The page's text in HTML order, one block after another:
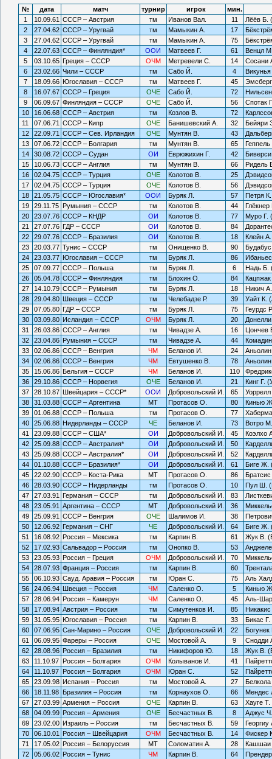
№ дата матч турнир игрок
мин.
1
10.09.61 СССР – Австрия тм Иванов Вал. 11
Лёёв Б.
2
27.04.62 СССР – Уругвай тм Мамыкин А. 17
3
27.04.62 СССР – Уругвай тм Мамыкин А. 75
4
22.07.63 СССР – Финляндия* ООИ Матвеев Г. 61
Венцл
5
03.10.65 Греция – СССР ОЧМ Метревели С. 14
Сосани
6
23.02.66 Чили – СССР тм Сабо Й. 4
7
18.09.66 Югославия – СССР тм Матвеев Г. 45
8
16.07.67 СССР – Греция ОЧЕ Сабо Й. 72
9
06.09.67 Финляндия – СССР ОЧЕ Сабо Й. 56
Спотак
10
16.06.68 СССР – Австрия тм Козлов В. 72
11
07.06.71 СССР – Кипр ОЧЕ Банишевский А. 32
Бейяри
12
22.09.71 СССР – Сев. Ирландия ОЧЕ Мунтян В. 43
13
07.06.72 СССР – Болгария тм Мунтян В. 65
14
30.08.72 СССР – Судан ОИ Еврюжихин Г. 42
15
10.06.73 СССР – Англия тм Мунтян В. 66
Ридель
16
02.04.75 СССР – Турция ОЧЕ Колотов В. 25
17
02.04.75 СССР – Турция ОЧЕ Колотов В. 56
18
21.05.75 СССР – Югославия* ООИ Буряк Л. 57
Петря
19
29.11.75 Румыния – СССР тм Колотов В. 44
20
23.07.76 СССР – КНДР ОИ Колотов В. 77
Муро Г.
21
27.07.76 ГДР – СССР ОИ Колотов В. 84
22
29.07.76 СССР – Бразилия ОИ Колотов В. 18
Клейн
23
20.03.77 Тунис – СССР тм Онищенко В. 90
24
23.03.77 Югославия – СССР тм Буряк Л. 86
25
07.09.77 СССР – Польша тм Буряк Л. 6
Надь Б.
26
05.04.78 СССР – Финляндия тм Блохин О. 84
27
14.10.79 СССР – Румыния тм Буряк Л. 18
Никич
28
29.04.80 Швеция – СССР тм Челебадзе Р. 39
Уайт К.
29
07.05.80 ГДР – СССР тм Буряк Л. 75
Геурдс
30
03.09.80 Исландия – СССР ОЧМ Буряк Л. 20
31
26.03.86 СССР – Англия тм Чивадзе А. 16
Цончев
32
23.04.86 Румыния – СССР тм Чивадзе А. 44
33
02.06.86 СССР – Венгрия ЧМ Беланов И. 24
34
02.06.86 СССР – Венгрия ЧМ Евтушенко В. 78
35
15.06.86 Бельгия – СССР ЧМ Беланов И. 110
36
29.10.86 СССР – Норвегия ОЧЕ Беланов И. 21
Кинг Г.
37
28.10.87 Швейцария – СССР* ООИ Добровольский И. 65
38
31.03.88 СССР – Аргентина МТ Протасов О. 80
Кинью
39
01.06.88 СССР – Польша тм Протасов О. 77
40
25.06.88 Нидерланды – СССР ЧЕ Беланов И. 73
Вотро
41
23.09.88 СССР – США* ОИ Добровольский И. 45
Коэлхо
42
25.09.88 СССР – Австралия* ОИ Добровольский И. 50
43
25.09.88 СССР – Австралия* ОИ Добровольский И. 52
44
01.10.88 СССР – Бразилия* ОИ Добровольский И. 61
Биге Ж.
45
22.02.90 CCCР – Коста-Рика МТ Протасов О. 86
46
28.03.90 СССР – Нидерланды тм Протасов О. 10
Пул Ш.
47
27.03.91 Германия – СССР тм Добровольский И. 83
48
23.05.91 Аргентина – СССР МТ Добровольский И. 36
49
25.09.91 СССР – Венгрия ОЧЕ Шалимов И. 38
50
12.06.92 Германия – СНГ ЧЕ Добровольский И. 64
Биге Ж.
51
16.08.92 Россия – Мексика тм Карпин В. 61
Жук В.
52
17.02.93 Сальвадор – Россия тм Онопко В. 53
53
23.05.93 Россия – Греция ОЧМ Добровольский И. 70
54
28.07.93 Франция – Россия тм Карпин В. 60
55
06.10.93 Сауд. Аравия – Россия тм Юран С. 75
Аль
56
24.06.94 Швеция – Россия ЧМ Саленко О. 5
Кинью
57
28.06.94 Россия – Камерун ЧМ Саленко О. 45
Аль-
58
17.08.94 Австрия – Россия тм Симутенков И. 85
59
31.05.95 Югославия – Россия тм Карпин В. 33
Бикас
60
07.06.95 Сан-Марино – Россия ОЧЕ Добровольский И. 22
61
06.09.95 Фареры – Россия ОЧЕ Мостовой А. 9
Снодди
62
28.08.96 Россия – Бразилия тм Никифоров Ю. 18
Жук В.
63
11.10.97 Россия – Болгария ОЧМ Колыванов И. 41
64
11.10.97 Россия – Болгария ОЧМ Юран С. 52
65
23.09.98 Испания – Россия тм Мостовой А. 27
66
18.11.98 Бразилия – Россия тм Корнаухов О. 66
Мендес
67
27.03.99 Армения – Россия ОЧЕ Карпин В. 63
Хауге
68
04.09.99 Россия – Армения ОЧЕ Бесчастных В. 8
Аджус
69
23.02.00 Израиль – Россия тм Бесчастных В. 59
70
06.10.01 Россия – Швейцария ОЧМ Бесчастных В. 14
Фискер
71
17.05.02 Россия – Белоруссия МТ Соломатин А. 28
Кашшаи
72
05.06.02 Россия – Тунис ЧМ Карпин В. 64